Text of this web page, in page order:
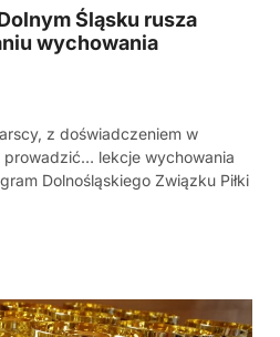
Śląsku rusza
wychowania
z doświadczeniem w
lekcje wychowania
Dolnośląskiego Związku Piłki